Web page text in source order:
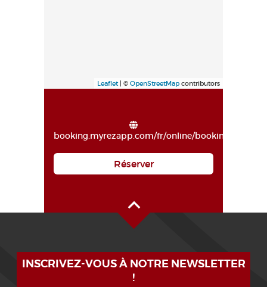
Leaflet| © OpenStreetMap contributors
booking.myrezapp.com/fr/online/booking/
Réserver
INSCRIVEZ-VOUS À NOTRE NEWSLETTER
!